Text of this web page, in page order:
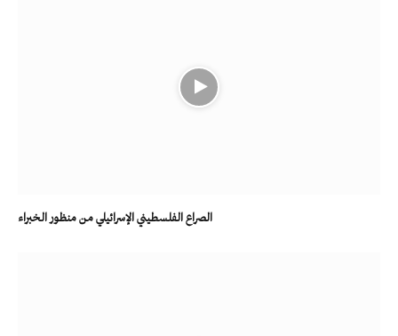
الصراع الفلسطيني الإسرائيلي من منظور الخبراء